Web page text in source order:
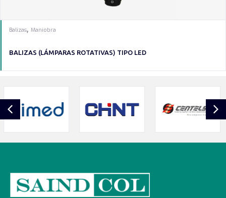
Balizas, Maniobra
BALIZAS (LÁMPARAS ROTATIVAS) TIPO LED